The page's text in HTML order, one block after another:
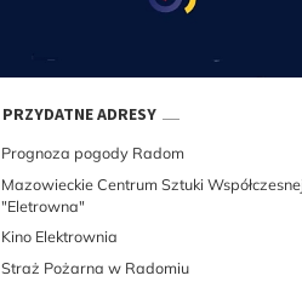
PRZYDATNE ADRESY
Prognoza pogody Radom
Mazowieckie Centrum Sztuki
"Eletrowna"
Kino Elektrownia
Straż Pożarna w Radomiu